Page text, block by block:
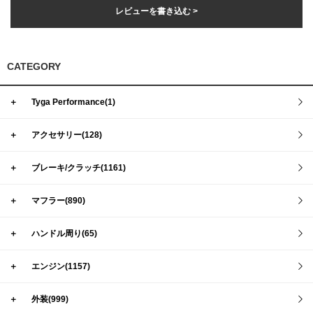
レビューを書き込む >
CATEGORY
＋ Tyga Performance(1)
＋ アクセサリー(128)
＋ ブレーキ/クラッチ(1161)
＋ マフラー(890)
＋ ハンドル周り(65)
＋ エンジン(1157)
＋ 外装(999)